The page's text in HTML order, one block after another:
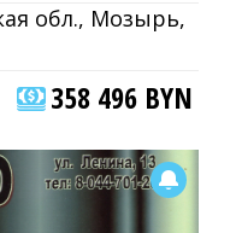
обл., Мозырь,
358 496 BYN